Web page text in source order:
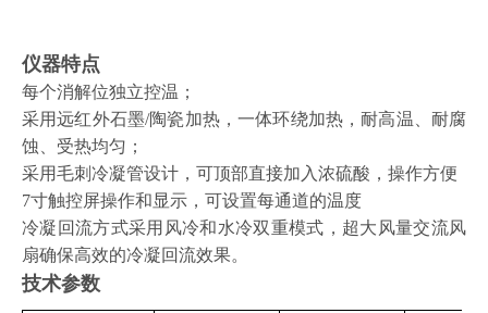
仪器特点
每个消解位独立控温；
采用远红外石墨/陶瓷加热，一体环绕加热，耐高温、耐腐
蚀、受热均匀；
采用毛刺冷凝管设计，可顶部直接加入浓硫酸，操作方便
7寸触控屏操作和显示，可设置每通道的温度
冷凝回流方式采用风冷和水冷双重模式，超大风量交流风
扇确保高效的冷凝回流效果。
技术参数